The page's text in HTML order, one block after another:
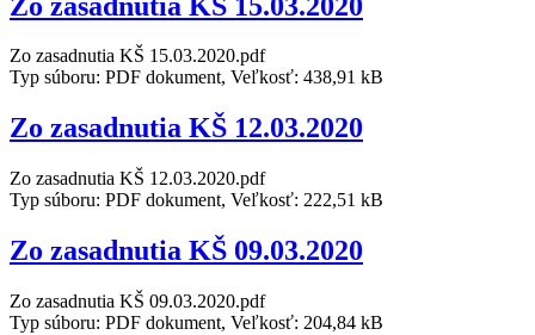
Zo zasadnutia KŠ 15.03.2020.pdf
Typ súboru: PDF dokument, Veľkosť: 438,91 kB
Zo zasadnutia KŠ 12.03.2020
Zo zasadnutia KŠ 12.03.2020.pdf
Typ súboru: PDF dokument, Veľkosť: 222,51 kB
Zo zasadnutia KŠ 09.03.2020
Zo zasadnutia KŠ 09.03.2020.pdf
Typ súboru: PDF dokument, Veľkosť: 204,84 kB